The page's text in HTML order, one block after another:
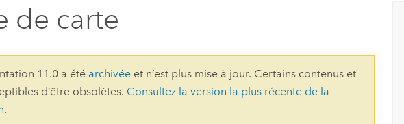
de carte
11.0 a été archivée et n’est plus mise à jour. Certains contenus et
d’être obsolètes. Consultez la version la plus récente de la
.